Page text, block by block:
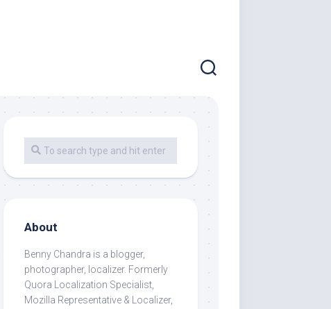
About
Benny Chandra is a blogger,
photographer, localizer. Formerly
Quora Localization Specialist,
Mozilla Representative & Localizer,